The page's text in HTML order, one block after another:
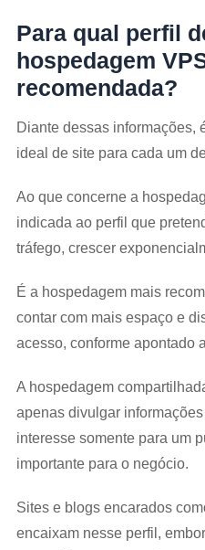
Para qual perfil
hospedagem
recomendada?
Diante dessas informações,
ideal de site para cada um
Ao que concerne a
indicada ao perfil que
tráfego, crescer
É a hospedagem mais
contar com mais espaço e
acesso, conforme apontado
A hospedagem
apenas divulgar
interesse somente para um
importante para o negócio.
Sites e blogs encarados
encaixam nesse perfil,